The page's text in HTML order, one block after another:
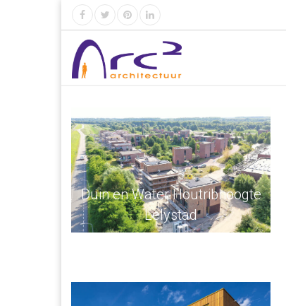
Duin en Water Houtribhoogte
Lelystad